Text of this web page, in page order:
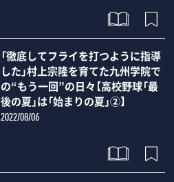
「徹底してフライを打つように指導
した」村上宗隆を育てた九州学院で
の“もう一回”の日々【高校野球「最
後の夏」は「始まりの夏」②】
2022/08/06